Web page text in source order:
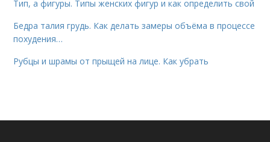
Тип, а фигуры. Типы женских фигур и как определить свой
Бедра талия грудь. Как делать замеры объёма в процессе
похудения…
Рубцы и шрамы от прыщей на лице. Как убрать